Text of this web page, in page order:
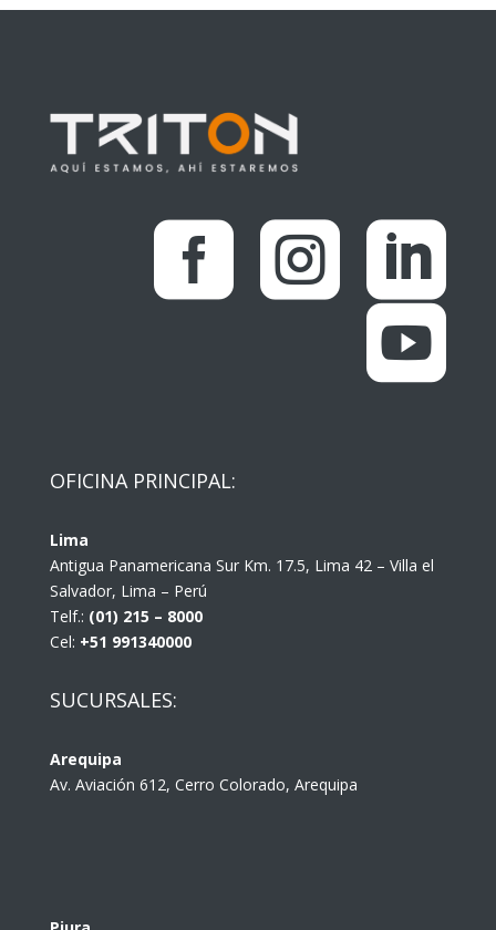
  

OFICINA PRINCIPAL:
Lima
Antigua Panamericana Sur Km. 17.5, Lima 42 – Villa el
Salvador, Lima – Perú
Telf.: (01) 215 – 8000
Cel: +51 991340000
SUCURSALES:
Arequipa
Av. Aviación 612, Cerro Colorado, Arequipa